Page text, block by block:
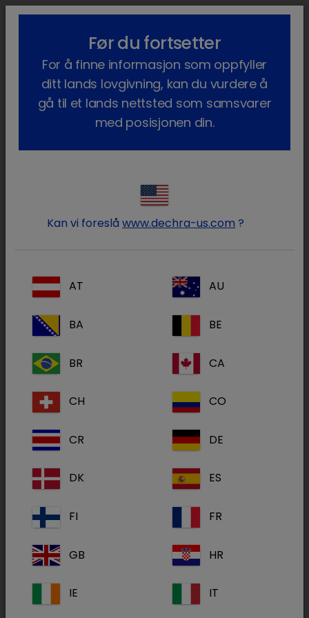
lock_outline search menu
Hvem er Dechra?
Dechra er en internasjonal spesialist innen
veterinærlegemidler og relaterte produkter.
av høykvalitetsprodukter eksklusivt for
veterinærer over hele verden. Vi drives av
Perspective.
Vi fortsetter å vokse fordi vi forstår de
utfordringene veterinærer står overfor. Vi gir
opplæring, støtte og informasjon som hjelper
dem med å hjelpe dyrene. Tilgjengelig vitenskap
som gjør at veterinærer kan kommunisere
bedre med dyreeiere og gårdbrukere. Det er
dette perspektivet som gjør oss til en
foretrukket leverandør. Det å forstå kundene er
innebygd i forretningsmodellen vår. Vi gir
veterinærer det de trenger, fra daglig
evidensbasert behandling til kunnskap om
sjeldnere sykdommer.
Før du fortsetter
For å finne informasjon som oppfyller
ditt lands lovgivning, kan du vurdere å
gå til et lands nettsted som samsvarer
med posisjonen din.
Kan vi foreslåwww.dechra-us.com ?
AT AU
BA BE
BR CA
CH CO
CR DE
DK ES
FI FR
GB HR
IE IT